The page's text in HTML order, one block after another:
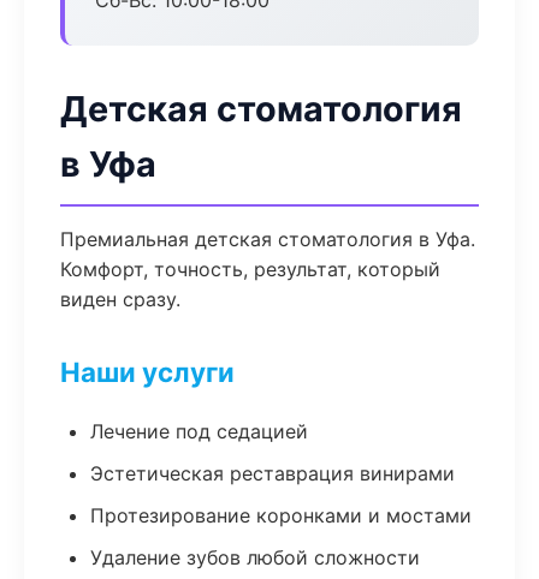
Детская стоматология
в Уфа
Премиальная детская стоматология в Уфа.
Комфорт, точность, результат, который
виден сразу.
Наши услуги
Лечение под седацией
Эстетическая реставрация винирами
Протезирование коронками и мостами
Удаление зубов любой сложности